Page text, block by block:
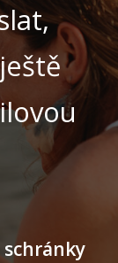
schránky